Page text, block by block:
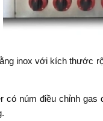
inox với kích thước
có núm điều chỉnh